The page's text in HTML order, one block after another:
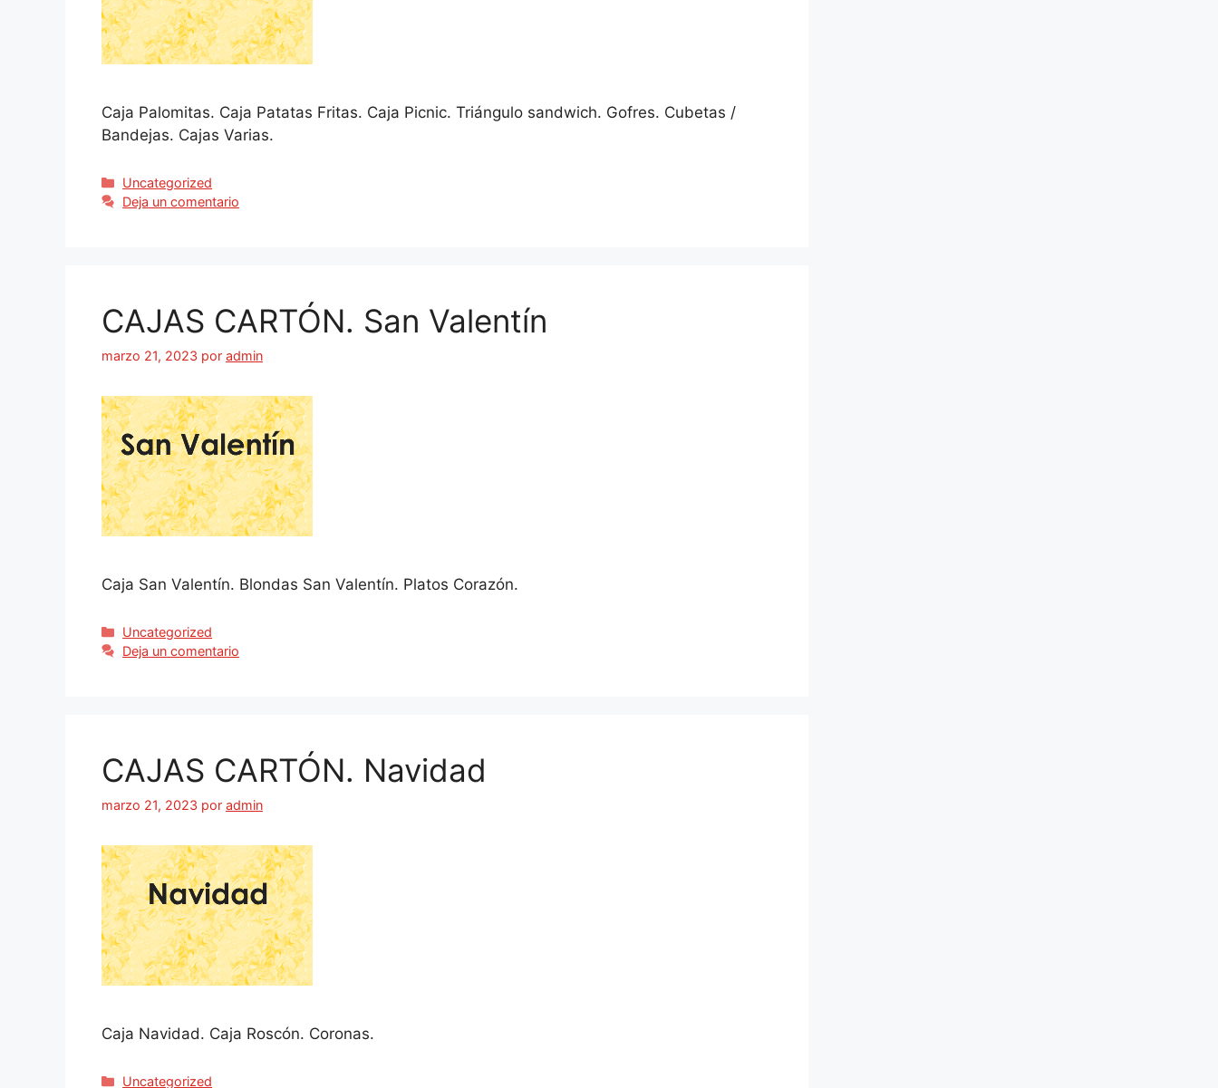
Caja Palomitas. Caja Patatas Fritas. Caja Picnic. Triángulo sandwich. Gofres. Cubetas /
Bandejas. Cajas Varias.
Uncategorized
Deja un comentario
CAJAS CARTÓN. San Valentín
marzo 21, 2023 por admin
Caja San Valentín. Blondas San Valentín. Platos Corazón.
Uncategorized
Deja un comentario
CAJAS CARTÓN. Navidad
marzo 21, 2023 por admin
Caja Navidad. Caja Roscón. Coronas.
Uncategorized